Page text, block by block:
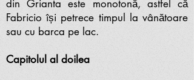
din Grianta este monotonă, astfel că
Fabricio își petrece timpul la vânătoare
sau cu barca pe lac.
Capitolul al doilea